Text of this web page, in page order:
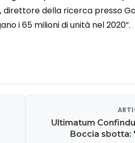
direttore della ricerca presso
i 65 milioni di unità nel 2020”.
Ultimatum
Boccia sbotta: